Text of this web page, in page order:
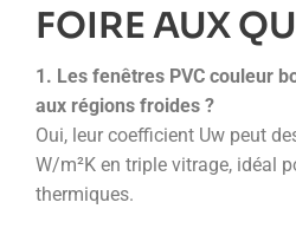
FOIRE AUX
1. Les fenêtres PVC couleur
aux régions froides ?
Oui, leur coefficient Uw peut
W/m²K en triple vitrage, idéal
thermiques.